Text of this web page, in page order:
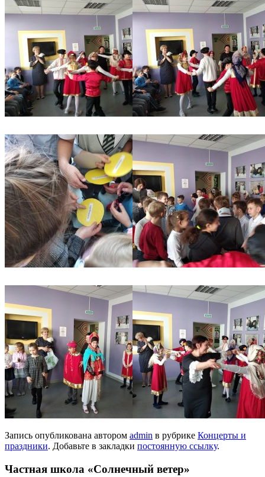
Запись опубликована автором admin в рубрике Концерты и
праздники. Добавьте в закладки постоянную ссылку.
Частная школа «Солнечный ветер»